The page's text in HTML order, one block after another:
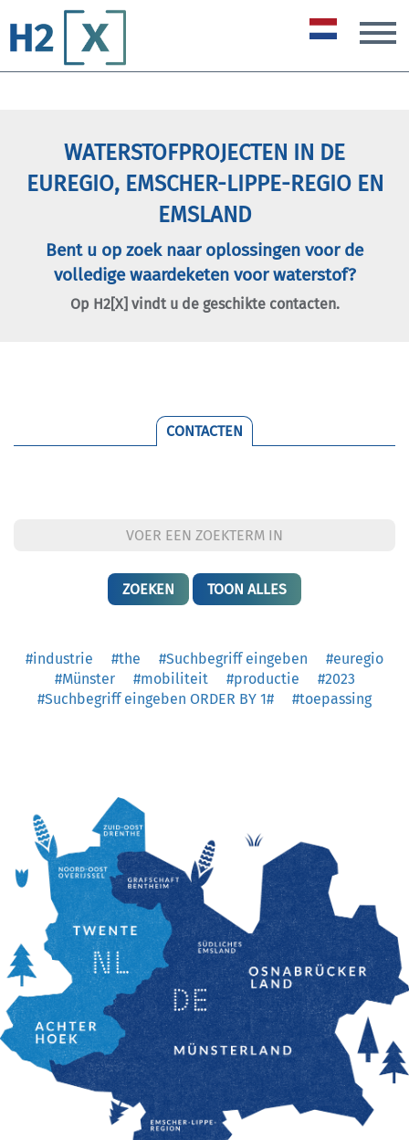
WATERSTOFPROJECTEN IN DE
EUREGIO, EMSCHER-LIPPE-REGIO EN
EMSLAND
Bent u op zoek naar oplossingen voor de
volledige waardeketen voor waterstof?
Op H2[X] vindt u de geschikte contacten.
CONTACTEN
TOON ALLES
#industrie #the #Suchbegriff eingeben
#euregio
#Münster
#mobiliteit #productie
#2023
#Suchbegriff eingeben ORDER BY 1#
#toepassing